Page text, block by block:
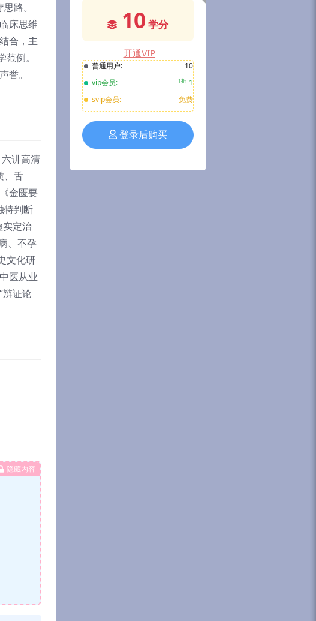
路。
床思维
合，主
例。
誉。
讲高清
、舌
金匮要
特判断
实定治
、不孕
文化研
医从业
证论
隐藏内容
10 学分
开通VIP
普通用户:
10
vip会员:
1折 1
svip会员:
免费
登录后购买